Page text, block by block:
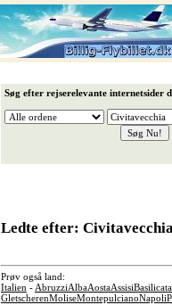
Søg efter rejserelevante internetsider
Ledte efter: Civitavecchia
Prøv også land:
Italien - AbruzziAlbaAostaAssisiBasilicata
GletscherenMoliseMontepulcianoNapoli